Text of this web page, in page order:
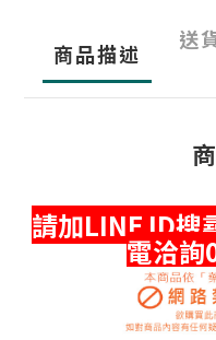
商品描述
送
請加LINE ID
電洽